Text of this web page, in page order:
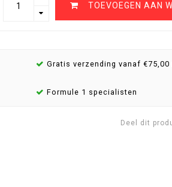
TOEVOEGEN AAN
Gratis verzending vanaf €75,00
Formule 1 specialisten
Deel dit